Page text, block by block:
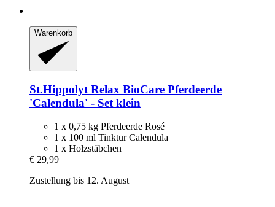
Warenkorb
St.Hippolyt Relax BioCare Pferdeerde
'Calendula' -​ Set klein
1 x 0,75 kg Pferdeerde Rosé
1 x 100 ml Tinktur Calendula
1 x Holzstäbchen
€ 29,99
Zustellung bis 12. August